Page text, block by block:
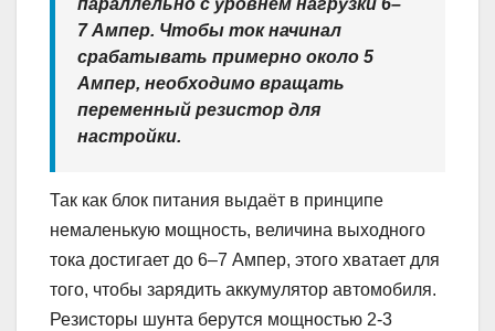
7 Ампер. Чтобы ток начинал
срабатывать примерно около 5
Ампер, необходимо вращать
переменный резистор для
настройки.
Так как блок питания выдаёт в принципе
немаленькую мощность, величина выходного
тока достигает до 6–7 Ампер, этого хватает для
того, чтобы зарядить аккумулятор автомобиля.
Резисторы шунта берутся мощностью 2-3